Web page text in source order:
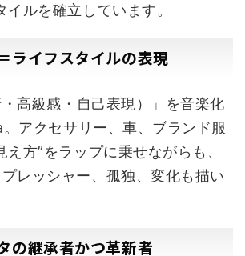
イルを確立しています。
ライフスタイルの表現
・高級感・自己表現）」を音楽化
アクセサリー、車、ブランド服
え方”をラップに乗せながらも、
レッシャー、孤独、変化も描い
の継承者かつ革新者